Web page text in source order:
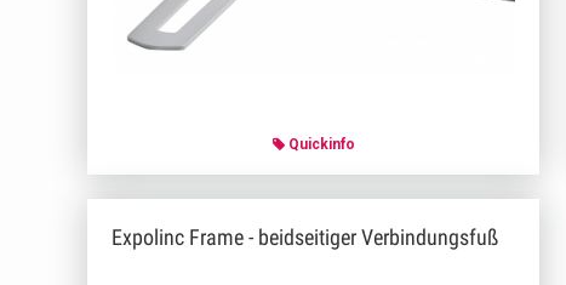
Quickinfo
Expolinc Frame - beidseitiger Verbindungsfuß